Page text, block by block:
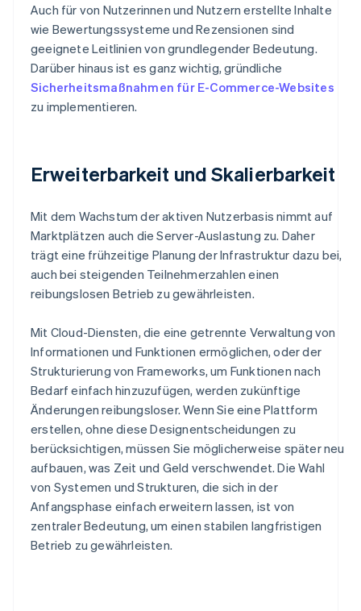
Auch für von Nutzerinnen und Nutzern erstellte Inhalte
wie Bewertungssysteme und Rezensionen sind
geeignete Leitlinien von grundlegender Bedeutung.
Darüber hinaus ist es ganz wichtig, gründliche
Sicherheitsmaßnahmen für E-Commerce-Websites
zu implementieren.
Erweiterbarkeit und Skalierbarkeit
Mit dem Wachstum der aktiven Nutzerbasis nimmt auf
Marktplätzen auch die Server-Auslastung zu. Daher
trägt eine frühzeitige Planung der Infrastruktur dazu bei,
auch bei steigenden Teilnehmerzahlen einen
reibungslosen Betrieb zu gewährleisten.
Mit Cloud-Diensten, die eine getrennte Verwaltung von
Informationen und Funktionen ermöglichen, oder der
Strukturierung von Frameworks, um Funktionen nach
Bedarf einfach hinzuzufügen, werden zukünftige
Änderungen reibungsloser. Wenn Sie eine Plattform
erstellen, ohne diese Designentscheidungen zu
berücksichtigen, müssen Sie möglicherweise später neu
aufbauen, was Zeit und Geld verschwendet. Die Wahl
von Systemen und Strukturen, die sich in der
Anfangsphase einfach erweitern lassen, ist von
zentraler Bedeutung, um einen stabilen langfristigen
Betrieb zu gewährleisten.